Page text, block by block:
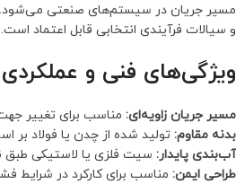
مسیر جریان در سیستم‌های صنعتی می‌شود.
و سیالات فرآیندی انتخابی قابل اعتماد است.
ویژگی‌های فنی و عملکردی
مسیر جریان زاویه‌ای: مناسب برای تغییر
بدنه مقاوم: تولید شده از چدن یا فولاد بر
آب‌بندی پایدار: سیت فلزی یا لاستیکی طبق
طراحی ایمن: مناسب برای کارکرد در شرایط